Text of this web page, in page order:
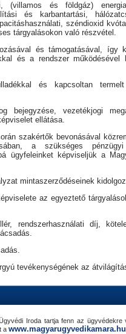
(villamos és földgáz)
és karbantartási,
széndioxid
tárgyalásokon való részvétel.
és támogatásával, így
és a rendszer működésével
és kapcsoltan termelt
bejegyzése, vezetékjogi
ellátása.
szakértők bevonásával
a szükséges
ügyfeleinket képviseljük a
mintaszerződéseinek
az egyeztető
rendszerhasználati díj,
tevékenységének az
Iroda tartja fenn az
a www.magyarugyvedikamara.hu